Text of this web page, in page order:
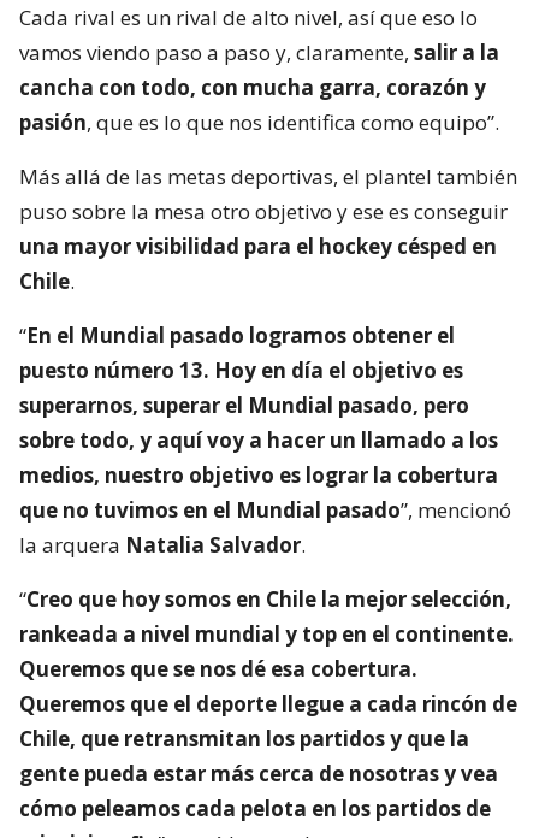
Cada rival es un rival de alto nivel, así que eso lo
vamos viendo paso a paso y, claramente, salir a la
cancha con todo, con mucha garra, corazón y
pasión, que es lo que nos identifica como equipo”.
Más allá de las metas deportivas, el plantel también
puso sobre la mesa otro objetivo y ese es conseguir
una mayor visibilidad para el hockey césped en
Chile.
“En el Mundial pasado logramos obtener el
puesto número 13. Hoy en día el objetivo es
superarnos, superar el Mundial pasado, pero
sobre todo, y aquí voy a hacer un llamado a los
medios, nuestro objetivo es lograr la cobertura
que no tuvimos en el Mundial pasado”, mencionó
la arquera Natalia Salvador.
“Creo que hoy somos en Chile la mejor selección,
rankeada a nivel mundial y top en el continente.
Queremos que se nos dé esa cobertura.
Queremos que el deporte llegue a cada rincón de
Chile, que retransmitan los partidos y que la
gente pueda estar más cerca de nosotras y vea
cómo peleamos cada pelota en los partidos de